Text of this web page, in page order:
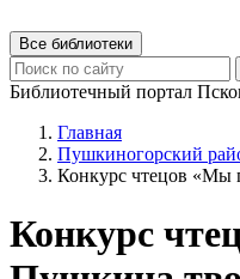
Все библиотеки
Библиотечный портал
Главная
Пушкиногорский
Конкурс чтецов «Мы
Конкурс